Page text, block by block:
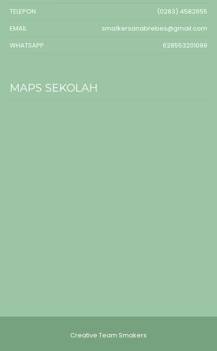
TELEPON
(0283) 4582655
EMAIL
sma1kersanabrebes@gmail.com
WHATSAPP
628553201099
MAPS SEKOLAH
Creative Team Smakers